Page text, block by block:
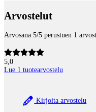
Arvostelut
Arvosana 5/5 perustuen 1
5,0
Lue 1 tuotearvostelu
Kirjoita arvostelu